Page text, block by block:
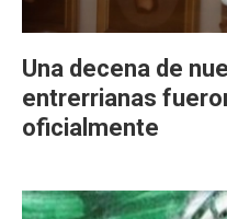
Una decena de
entrerrianas
oficialmente